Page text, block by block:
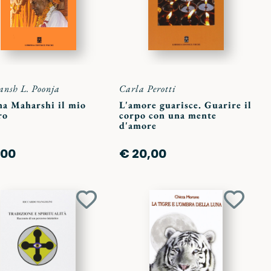
L. Poonja
Maharshi il mio
Carla Perotti
L'amore guarisce. Guarire il
corpo con una mente
d'amore
€ 20,00
Aggiungi